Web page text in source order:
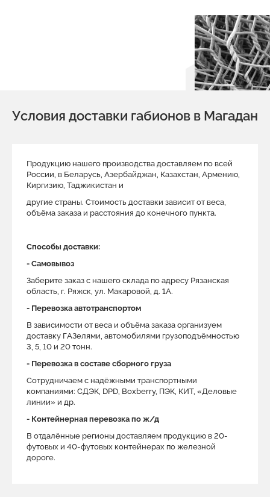
Условия доставки габионов в Магадан
Продукцию нашего производства доставляем по всей
России, в Беларусь, Азербайджан, Казахстан, Армению,
Киргизию, Таджикистан и
другие страны. Стоимость доставки зависит от веса,
объёма заказа и расстояния до конечного пункта.
Способы доставки:
- Самовывоз
Заберите заказ с нашего склада по адресу Рязанская
область, г. Ряжск, ул. Макаровой, д. 1A.
- Перевозка автотранспортом
В зависимости от веса и объёма заказа организуем
доставку ГАЗелями, автомобилями грузоподъёмностью
3, 5, 10 и 20 тонн.
- Перевозка в составе сборного груза
Сотрудничаем с надёжными транспортными
компаниями: СДЭК, DPD, Boxberry, ПЭК, КИТ, «Деловые
линии» и др.
- Контейнерная перевозка по ж/д
В отдалённые регионы доставляем продукцию в 20-
футовых и 40-футовых контейнерах по железной
дороге.